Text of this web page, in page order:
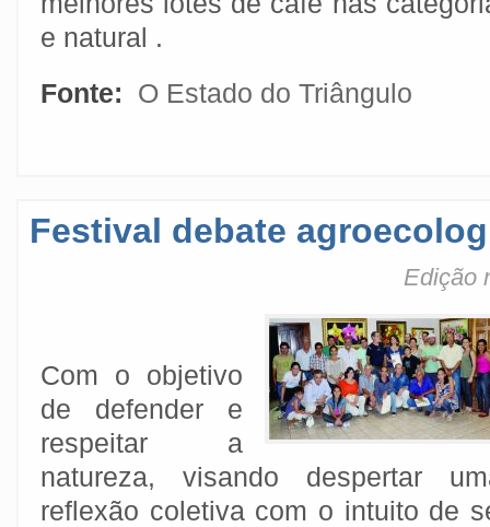
e natural .
Fonte:
O Estado do Triângulo
Festival debate
Edição
Com o objetivo
de defender e
respeitar a
natureza, visando despertar
reflexão coletiva com o intuito de